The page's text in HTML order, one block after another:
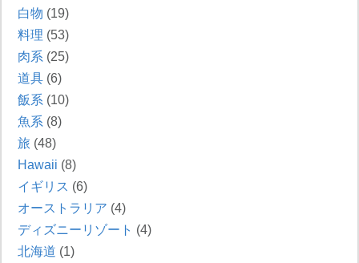
白物 (19)
料理 (53)
肉系 (25)
道具 (6)
飯系 (10)
魚系 (8)
旅 (48)
Hawaii (8)
イギリス (6)
オーストラリア (4)
ディズニーリゾート (4)
北海道 (1)